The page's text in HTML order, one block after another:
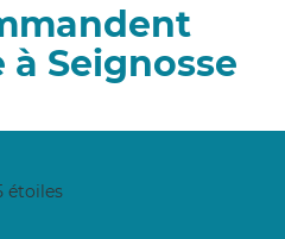
à Seignosse